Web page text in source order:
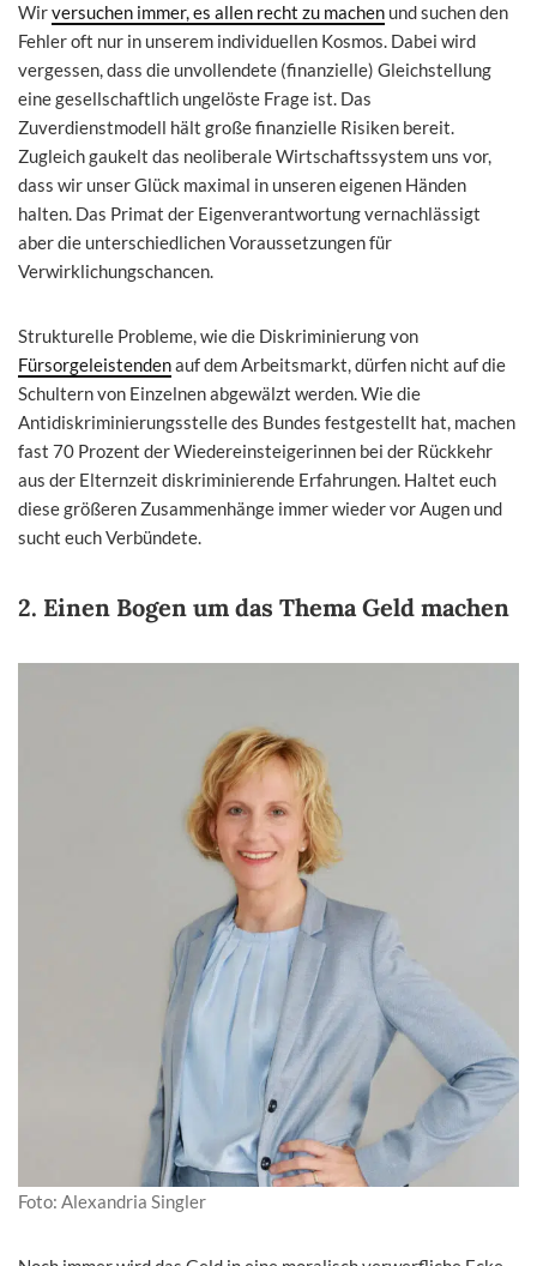
Wirversuchen immer, es allen recht zu machen und suchen den
Fehler oft nur in unserem individuellen Kosmos. Dabei wird
vergessen, dass die unvollendete (finanzielle) Gleichstellung
eine gesellschaftlich ungelöste Frage ist. Das
Zuverdienstmodell hält große finanzielle Risiken bereit.
Zugleich gaukelt das neoliberale Wirtschaftssystem uns vor,
dass wir unser Glück maximal in unseren eigenen Händen
halten. Das Primat der Eigenverantwortung vernachlässigt
aber die unterschiedlichen Voraussetzungen für
Verwirklichungschancen.
Strukturelle Probleme, wie die Diskriminierung von
Fürsorgeleistendenauf dem Arbeitsmarkt, dürfen nicht auf die
Schultern von Einzelnen abgewälzt werden. Wie die
Antidiskriminierungsstelle des Bundes festgestellt hat, machen
fast 70 Prozent der Wiedereinsteigerinnen bei der Rückkehr
aus der Elternzeit diskriminierende Erfahrungen. Haltet euch
diese größeren Zusammenhänge immer wieder vor Augen und
sucht euch Verbündete.
2. Einen Bogen um das Thema Geld machen
Foto: Alexandria Singler